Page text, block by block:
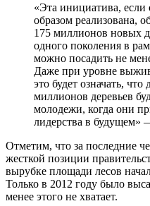
«Эта инициатива,
образом реализована,
175 миллионов новых
одного поколения в
можно посадить не
Даже при уровне
это будет означать,
миллионов деревьев
молодежи, когда они
лидерства в будущем»
Отметим, что за последние
жесткой позиции
вырубке площади лесов
Только в 2012 году было
менее этого не хватает.